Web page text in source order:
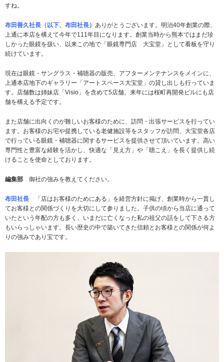
すね。
布田善久社長（以下、布田社長） ありがとうございます。明治40年創業の際、
上通に本店を構えて今年で111年目になります。創業当時から熊本ではまだ珍
しかった眼鏡を扱い、以来この地で「眼鏡専門店 大宝堂」として看板を守り
続けています。
現在は眼鏡・サングラス・補聴器の販売、アフターメンテナンスをメインに、
上通本店地下のギャラリー「アートスペース大宝堂」の貸し出しも行っていま
す。店舗数は姉妹店「Visio」を含めて5店舗。来年には桜町再開発ビルにも店
舗を構える予定です。
また店舗に出向くのが難しいお客様のために、訪問・出張サービスを行ってい
ます。お客様のお宅や提携している老健施設等をスタッフが訪問、大宝堂各店
で行っている眼鏡・補聴器に関するサービスを提供させて頂いています。高い
専門性と豊富な経験を活かし、快適な「見え方」や「聴こえ」を長く提供し続
けることを使命としております。
編集部 御社の強みを教えてください。
布田社長 「店はお客様のためにある」を経営方針に掲げ、創業時から一貫し
てお客様との関係づくりを大切にして参りました。子供の頃から当店に通って
いたという年配の方も多く、いまだに亡くなった私の祖父の話をして下さる方
もいらっしゃいます。長い歴史の中で築いてきた信頼とお客様との関係が何よ
りの強みであり宝です。